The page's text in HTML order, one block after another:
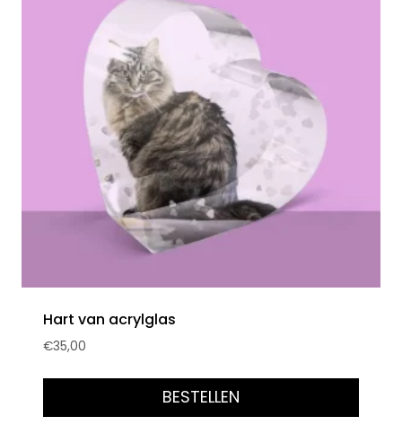
Hart van acrylglas
€35,00
BESTELLEN